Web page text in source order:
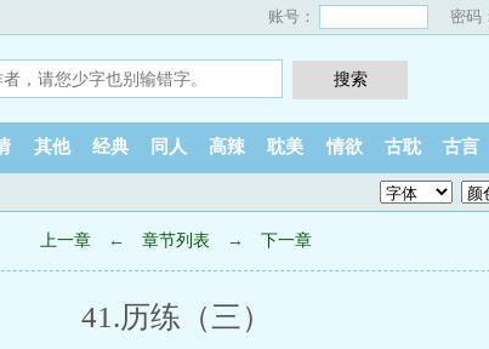
账号： 密码
其他 经典 同人 高辣 耽美 情欲 古耽 古言
上一章 ← 章节列表 → 下一章
41.历练（三）